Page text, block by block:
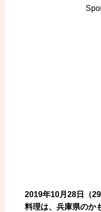
2019年10月28日（
料理は、兵庫県のか